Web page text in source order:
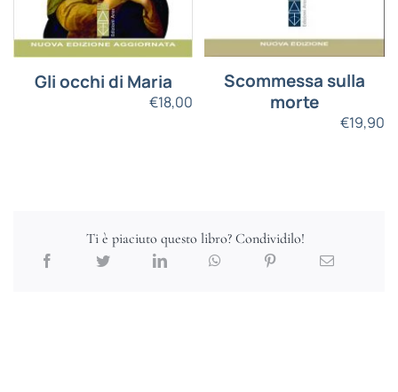
Gli occhi di Maria
€18,00
Scommessa sulla
morte
€19,90
Ti è piaciuto questo libro? Condividilo!